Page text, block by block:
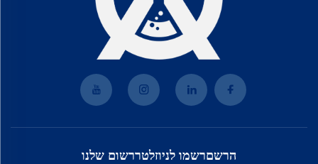
הרשםרשמו לניוזלטררשום שלנו